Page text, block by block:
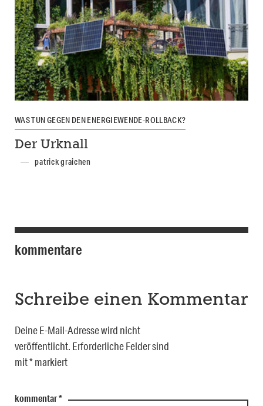
WAS TUN GEGEN DEN ENERGIEWENDE-ROLLBACK?
Der Urknall
patrick graichen
kommentare
Schreibe einen Kommentar
Deine E-Mail-Adresse wird nicht
veröffentlicht. Erforderliche Felder sind
mit*markiert
kommentar*